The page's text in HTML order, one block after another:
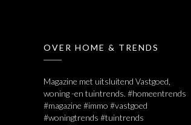
OVER HOME & TRENDS
Magazine met uitsluitend Vastgoed,
woning -en tuintrends. #homeentrends
#magazine #immo #vastgoed
#woningtrends #tuintrends